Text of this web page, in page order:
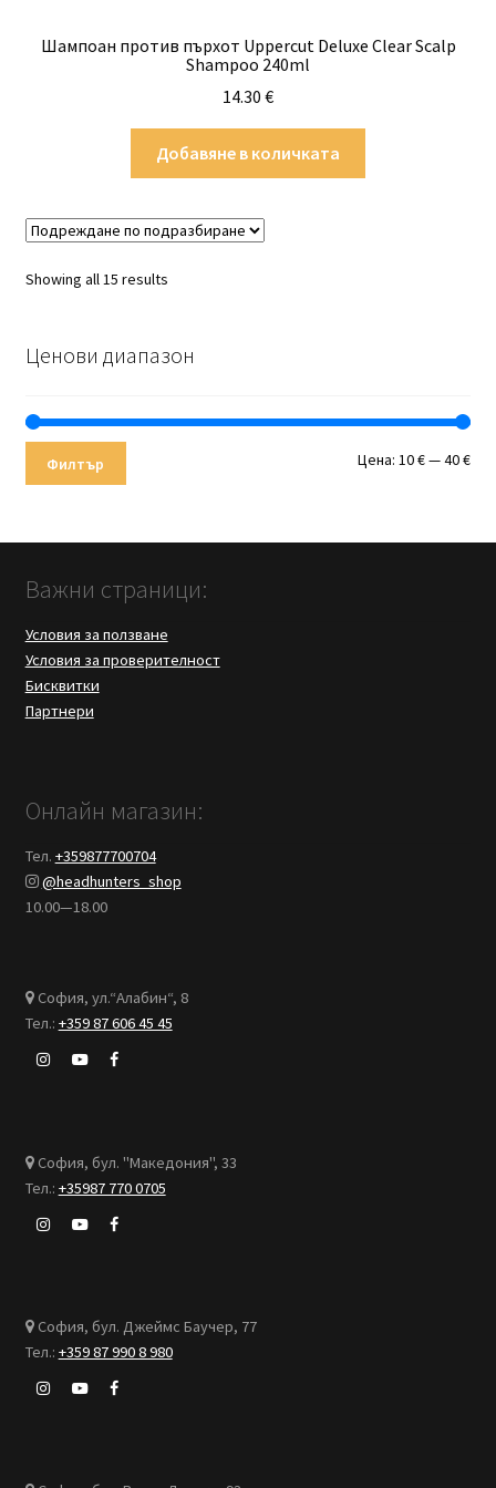
Шампоан против пърхот Uppercut Deluxe Clear Scalp
Shampoo 240ml
14.30 €
Добавяне в количката
Showing all 15 results
Ценови диапазон
Филтър Цена:10 €—40 €
Важни страници:
Условия за ползване
Условия за проверителност
Бисквитки
Партнери
Онлайн магазин:
Тел. +359877700704
@headhunters_shop
10.00—18.00
София, ул.“Алабин“, 8
Тел.: +359 87 606 45 45
София, бул. "Македония", 33
Тел.: +35987 770 0705
София, бул. Джеймс Баучер, 77
Тел.: +359 87 990 8 980